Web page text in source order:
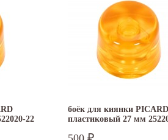
22
боёк для киянки PICARD
пластиковый 27 мм
₽